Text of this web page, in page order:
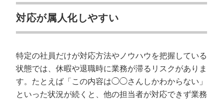
対応が属人化しやすい
特定の社員だけが対応方法やノウハウを把握している
状態では、休暇や退職時に業務が滞るリスクがありま
す。たとえば「この内容は◯◯さんしかわからない」
といった状況が続くと、他の担当者が対応できず業務